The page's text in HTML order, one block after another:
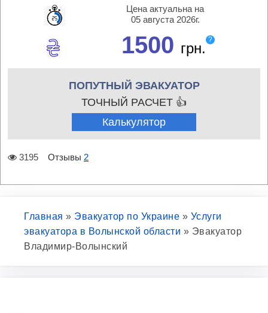
Цена актуальна на
05 августа 2026г.
1500 грн.
?
ПОПУТНЫЙ ЭВАКУАТОР
ТОЧНЫЙ РАСЧЕТ 👍
Калькулятор
3195 Отзывы 2
Главная » Эвакуатор по Украине » Услуги
эвакуатора в Волынской области » Эвакуатор
Владимир-Волынский